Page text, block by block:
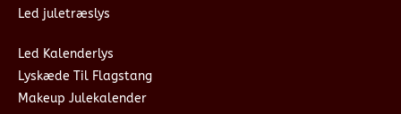
Led juletræslys
Led Kalenderlys
Lyskæde Til Flagstang
Makeup Julekalender